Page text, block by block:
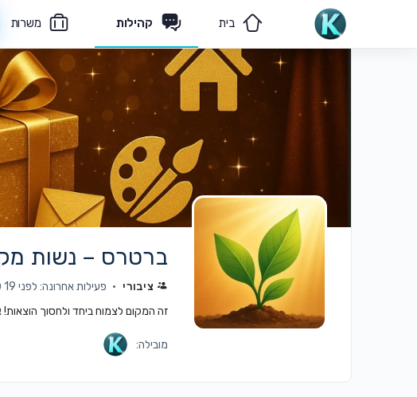
בית קהילות משרות
מאמרים הצוות שלנו פיקוח
ברטרס – נשות
ציבורי
פעילות אחרונה: לפני 19 שעות
זה המקום לצמוח ביחד ולחסוך
מובילה: